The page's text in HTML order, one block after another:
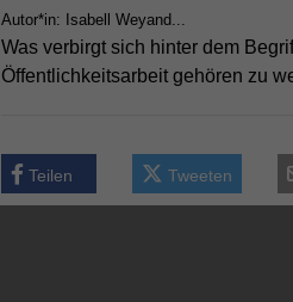
Autor*in: Isabell Weyand...
Was verbirgt sich hinter dem
Öffentlichkeitsarbeit gehören zu
Teilen Tweeten